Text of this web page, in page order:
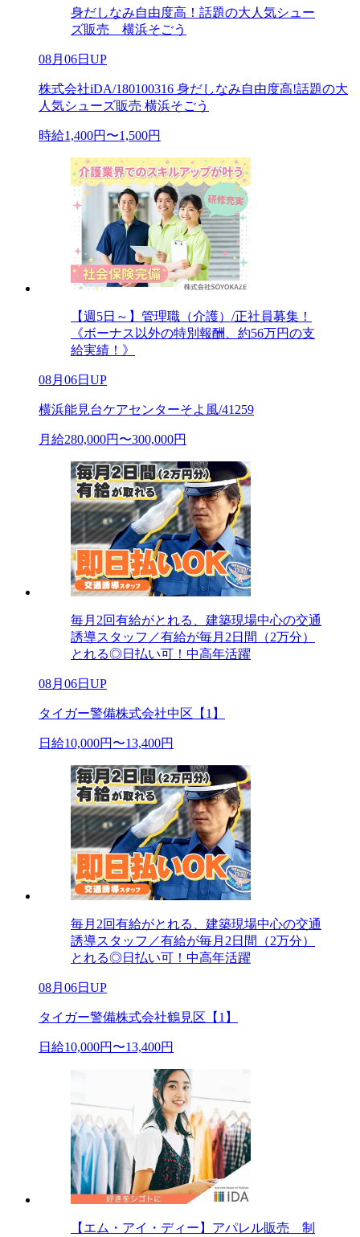
身だしなみ自由度高！話題の大人気シュー
ズ販売 横浜そごう
08月06日UP
株式会社iDA/180100316 身だしなみ自由度高!話題の大
人気シューズ販売 横浜そごう
時給1,400円〜1,500円
【週5日～】管理職（介護）/正社員募集！
《ボーナス以外の特別報酬、約56万円の支
給実績！》
08月06日UP
横浜能見台ケアセンターそよ風/41259
月給280,000円〜300,000円
毎月2回有給がとれる、建築現場中心の交通
誘導スタッフ／有給が毎月2日間（2万分）
とれる◎日払い可！中高年活躍
08月06日UP
タイガー警備株式会社中区【1】
日給10,000円〜13,400円
毎月2回有給がとれる、建築現場中心の交通
誘導スタッフ／有給が毎月2日間（2万分）
とれる◎日払い可！中高年活躍
08月06日UP
タイガー警備株式会社鶴見区【1】
日給10,000円〜13,400円
【エム・アイ・ディー】アパレル販売 制